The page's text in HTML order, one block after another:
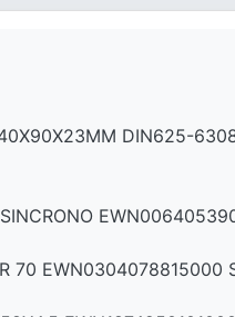
40X90X23MM DIN625-
70 EWN0304078815000